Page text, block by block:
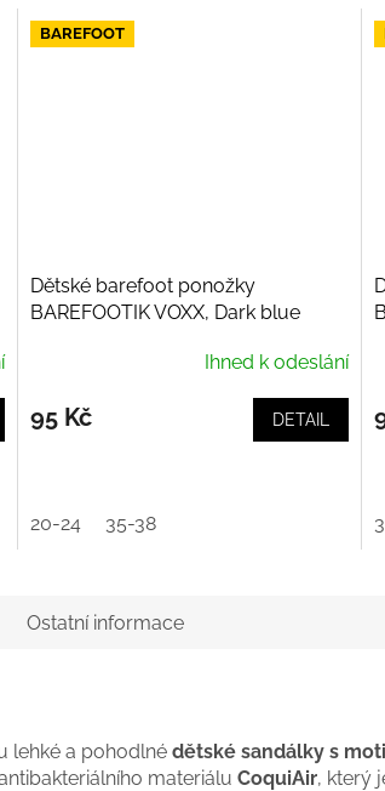
BAREFOOT
Dětské barefoot ponožky
BAREFOOTIK VOXX, Dark blue
Ihned k odeslání
95 Kč DETAIL
20-24 35-38
Ostatní informace
lehké a pohodlné dětské sandálky s
materiálu CoquiAir, který